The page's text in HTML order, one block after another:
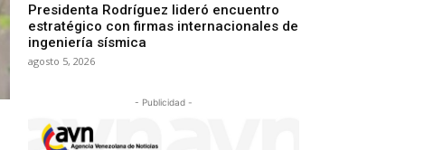
Presidenta Rodríguez lideró encuentro
estratégico con firmas internacionales de
ingeniería sísmica
agosto 5, 2026
- Publicidad -